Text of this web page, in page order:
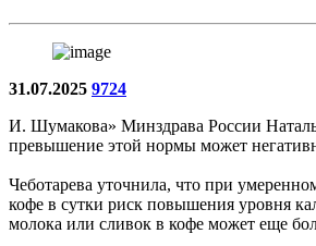
31.07.2025 9724
И. Шумакова» Минздрава России
превышение этой нормы может
Чеботарева уточнила, что при
кофе в сутки риск повышения уровня
молока или сливок в кофе может еще